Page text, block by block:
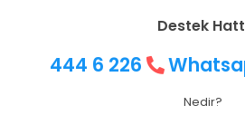
Destek
444 6 226
Nedir?